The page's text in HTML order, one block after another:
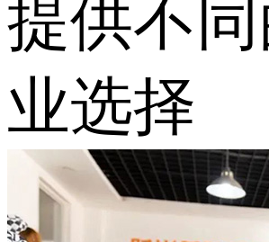
提供不
业选择